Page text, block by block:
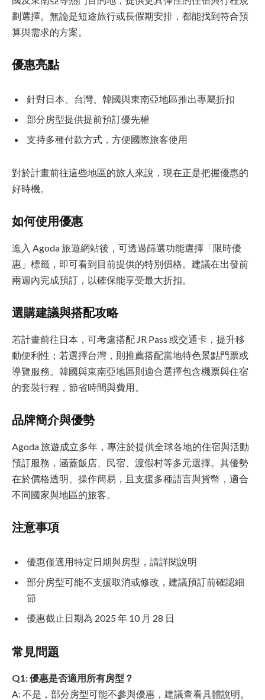
劃選擇。無論是短途旅行或長假期安排，都能找到符合預
算與需求的方案。
優惠亮點
針對日本、台灣、韓國與東南亞地區推出專屬折扣
部分房型提供提前預訂優先權
支持多種付款方式，方便國際旅客使用
對於計畫前往這些地區的旅人來說，現在正是把握優惠的
好時機。
如何使用優惠
進入 Agoda 旅遊網站後，可透過篩選功能選擇「限時優
惠」標籤，即可看到目前提供的特別價格。建議在出發前
兩週內完成預訂，以確保能享受最大折扣。
選購建議與搭配攻略
若計畫前往日本，可考慮搭配 JR Pass 或交通卡，提升移
動便利性；若選擇台灣，則推薦搭配當地特色景點門票或
導覽服務。韓國與東南亞地區則適合選擇包含機票與住宿
的套裝行程，節省時間與費用。
品牌簡介與優勢
Agoda 旅遊成立多年，專注於提供全球各地的住宿與活動
預訂服務，涵蓋飯店、民宿、渡假村等多元選擇。其優勢
在於價格透明、操作簡易，且支援多種語言與貨幣，適合
不同國家與地區的旅客。
注意事項
優惠僅適用特定日期與房型，請詳閱說明
部分房型可能不支援取消或修改，建議預訂前確認細
節
優惠截止日期為 2025 年 10 月 28 日
常見問題
Q1: 優惠是否適用所有房型？
A: 不是，部分房型可能不參與優惠，建議查看具體說明。